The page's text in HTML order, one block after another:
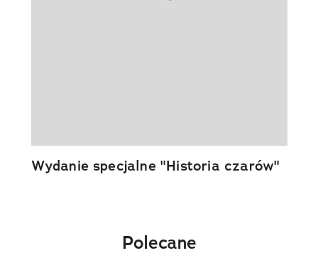
Wydanie specjalne "Historia czarów"
Polecane